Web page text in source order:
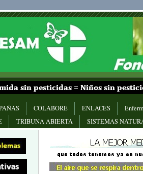
COLABORE ENLACES
TRIBUNA ABIERTA SISTEMAS